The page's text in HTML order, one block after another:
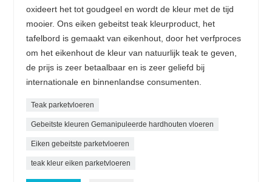
oxideert het tot goudgeel en wordt de kleur met de tijd
mooier. Ons eiken gebeitst teak kleurproduct, het
tafelbord is gemaakt van eikenhout, door het verfproces
om het eikenhout de kleur van natuurlijk teak te geven,
de prijs is zeer betaalbaar en is zeer geliefd bij
internationale en binnenlandse consumenten.
Teak parketvloeren
Gebeitste kleuren Gemanipuleerde hardhouten vloeren
Eiken gebeitste parketvloeren
teak kleur eiken parketvloeren